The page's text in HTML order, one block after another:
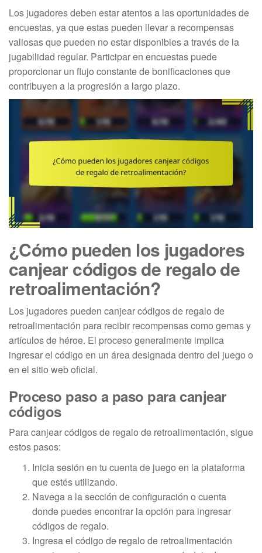
Los jugadores deben estar atentos a las oportunidades de
encuestas, ya que estas pueden llevar a recompensas
valiosas que pueden no estar disponibles a través de la
jugabilidad regular. Participar en encuestas puede
proporcionar un flujo constante de bonificaciones que
contribuyen a la progresión a largo plazo.
¿Cómo pueden los jugadores
canjear códigos de regalo de
retroalimentación?
Los jugadores pueden canjear códigos de regalo de
retroalimentación para recibir recompensas como gemas y
artículos de héroe. El proceso generalmente implica
ingresar el código en un área designada dentro del juego o
en el sitio web oficial.
Proceso paso a paso para canjear
códigos
Para canjear códigos de regalo de retroalimentación, sigue
estos pasos:
Inicia sesión en tu cuenta de juego en la plataforma
que estés utilizando.
Navega a la sección de configuración o cuenta
donde puedes encontrar la opción para ingresar
códigos de regalo.
Ingresa el código de regalo de retroalimentación